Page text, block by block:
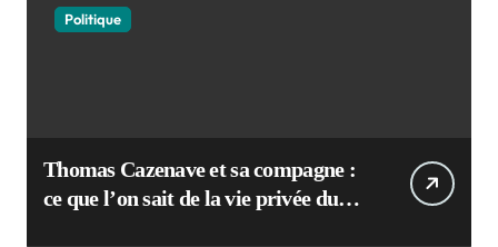
Politique
Thomas Cazenave et sa compagne :
ce que l’on sait de la vie privée du